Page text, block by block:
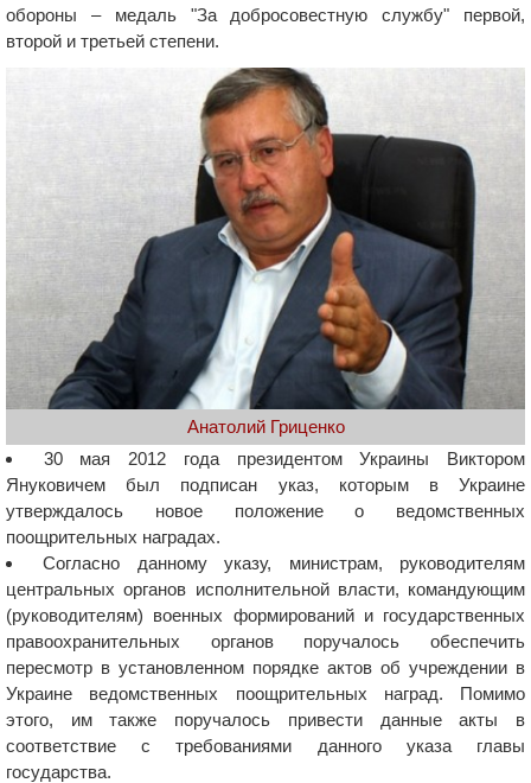
обороны – медаль "За добросовестную службу" первой,
второй и третьей степени.
Анатолий Гриценко
30 мая 2012 года президентом Украины Виктором
Януковичем был подписан указ, которым в Украине
утверждалось новое положение о ведомственных
поощрительных наградах.
Согласно данному указу, министрам, руководителям
центральных органов исполнительной власти, командующим
(руководителям) военных формирований и государственных
правоохранительных органов поручалось обеспечить
пересмотр в установленном порядке актов об учреждении в
Украине ведомственных поощрительных наград. Помимо
этого, им также поручалось привести данные акты в
соответствие с требованиями данного указа главы
государства.